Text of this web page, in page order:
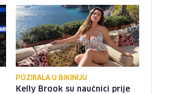
POZIRALA U BIKINIJU
Kelly Brook su naučnici prije